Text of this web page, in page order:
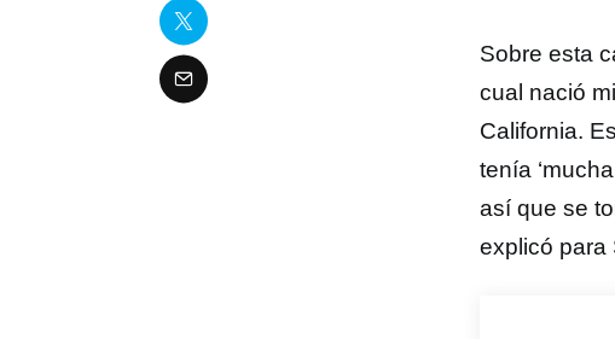
Sobre esta
cual nació
California.
tenía
así que se
explicó para